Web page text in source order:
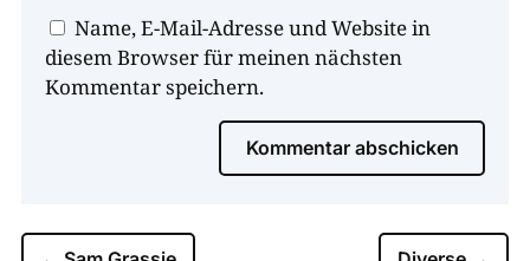
Name, E-Mail-Adresse und Website in
diesem Browser für meinen nächsten
Kommentar speichern.
Kommentar abschicken